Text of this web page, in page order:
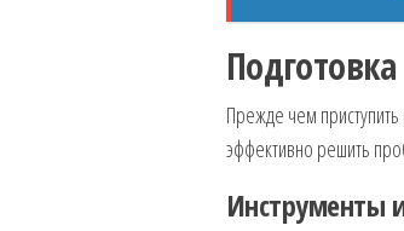
Прежде чем
эффективно решить
Инструменты